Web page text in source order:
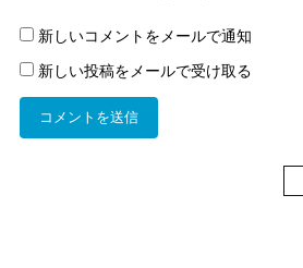
新しいコメントをメールで通知
新しい投稿をメールで受け取る